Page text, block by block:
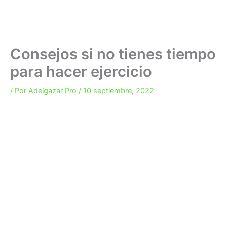
Consejos si no tienes tiempo
para hacer ejercicio
/ Por Adelgazar Pro / 10 septiembre, 2022